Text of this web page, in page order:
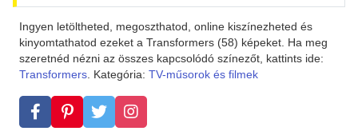
Ingyen letöltheted, megoszthatod, online kiszínezheted és
kinyomtathatod ezeket a Transformers (58) képeket. Ha meg
szeretnéd nézni az összes kapcsolódó színezőt, kattints ide:
Transformers. Kategória: TV-műsorok és filmek